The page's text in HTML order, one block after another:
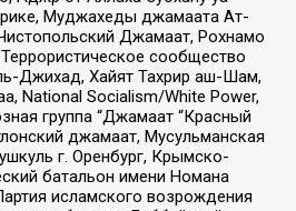
Муджахеды джамаата Ат-
Джамаат, Рохнамо
сообщество
Джихад, Хайят Тахрир аш-Шам,
National Socialism/White Power,
группа “Джамаат “Красный
джамаат, Мусульманская
г. Оренбург, Крымско-
батальон имени Номана
исламского возрождения